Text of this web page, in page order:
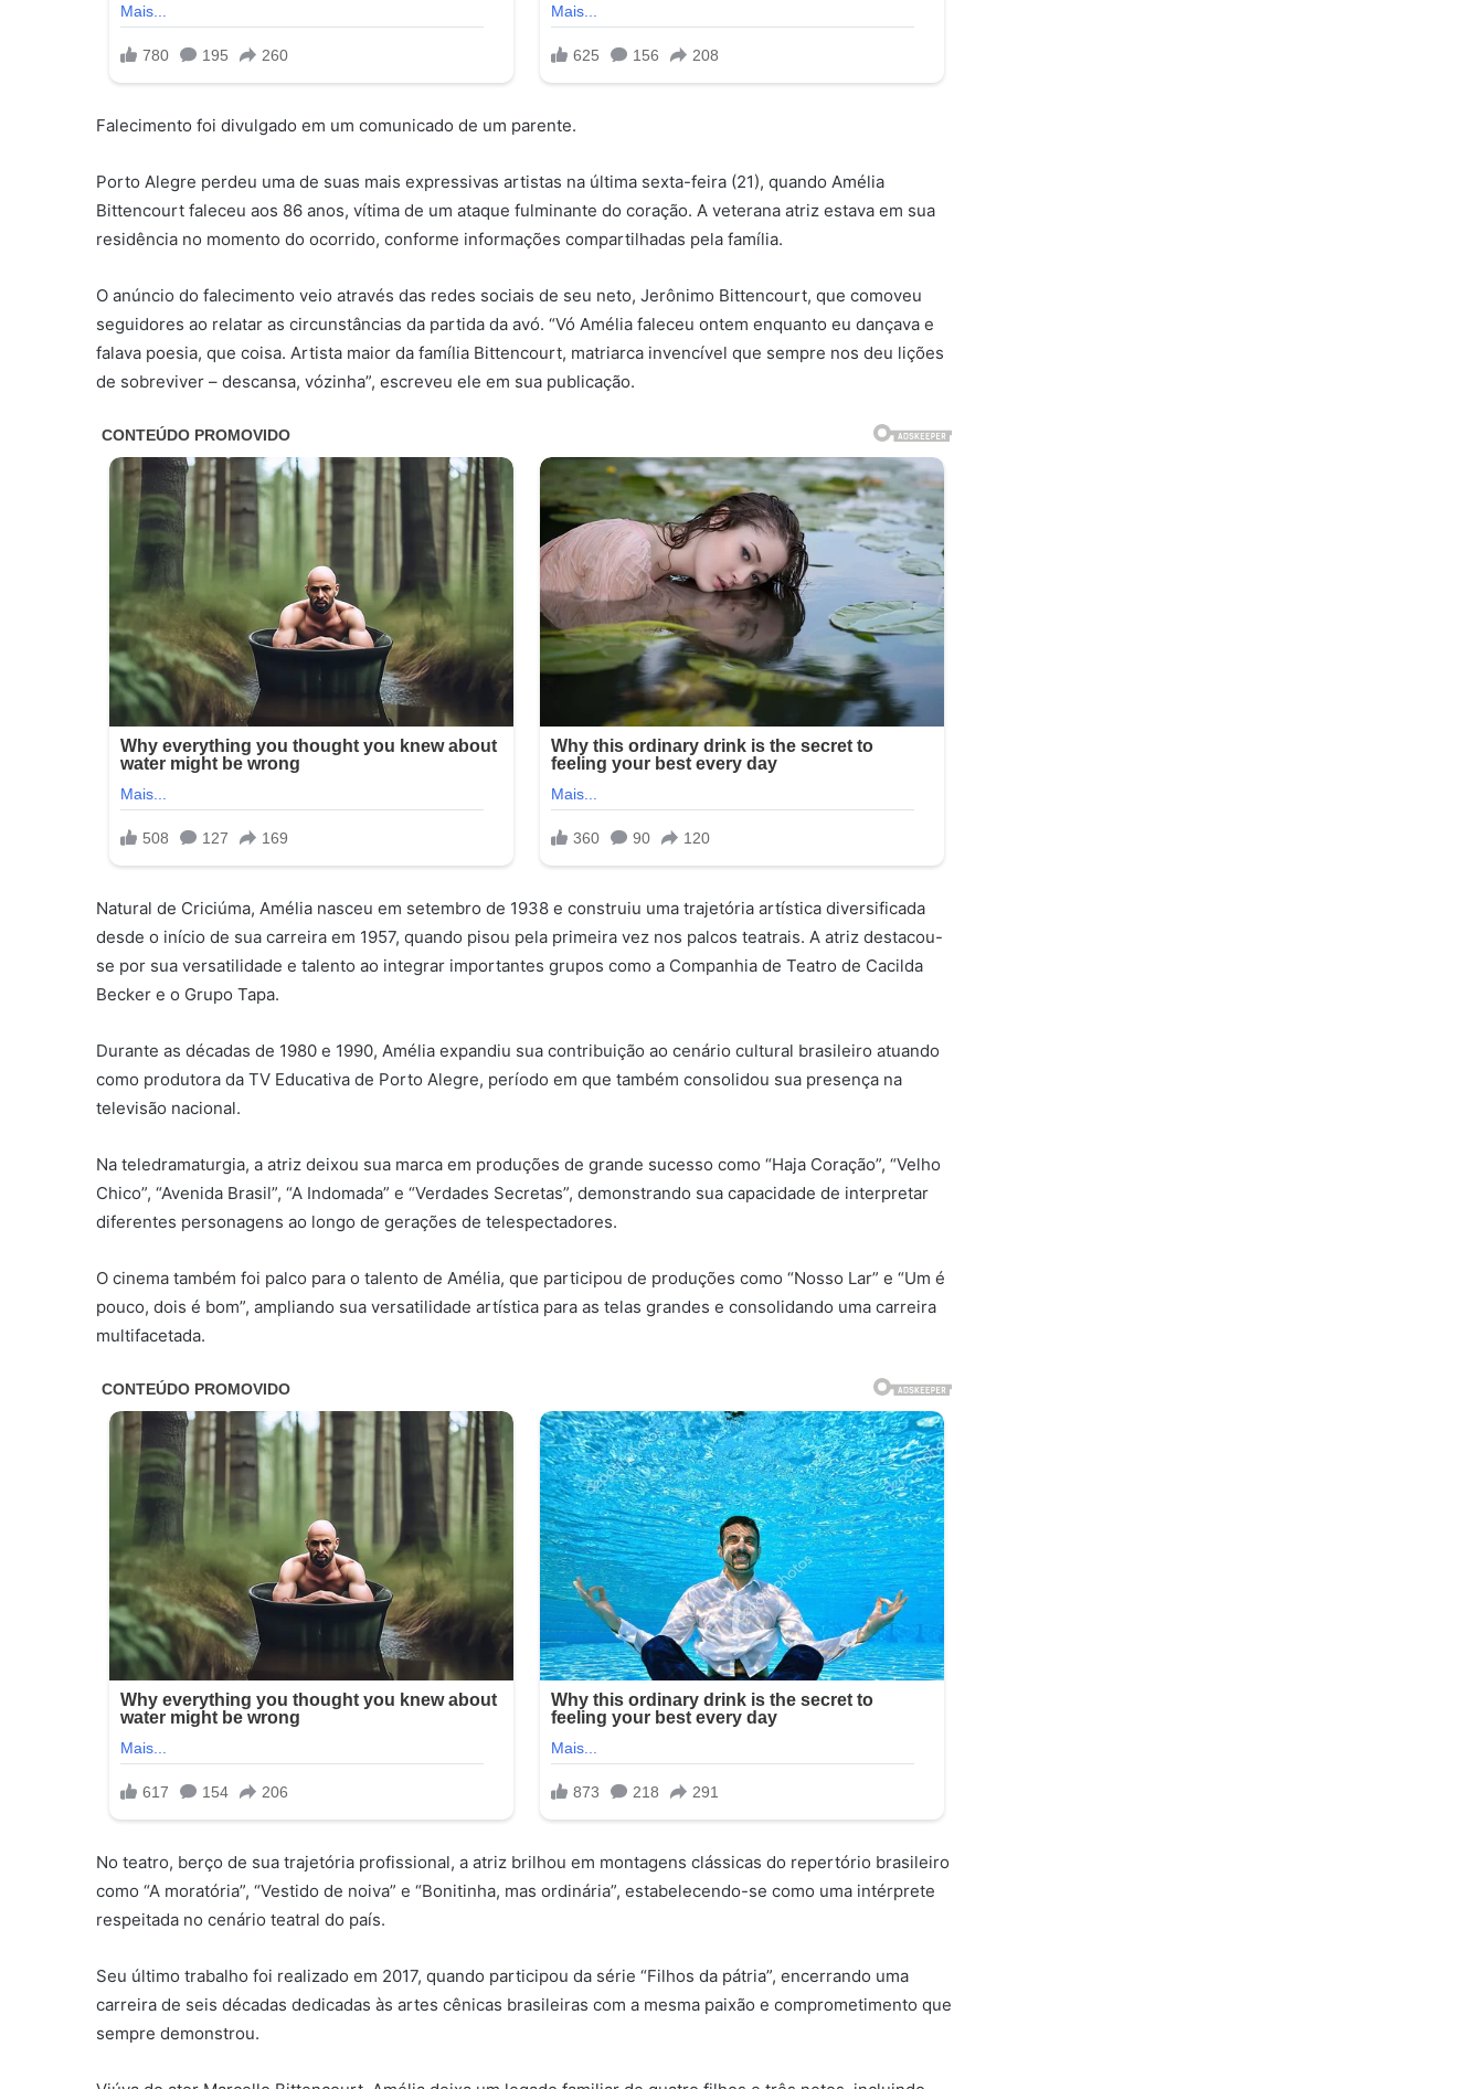
Falecimento foi divulgado em um comunicado de um parente.
Porto Alegre perdeu uma de suas mais expressivas artistas na última sexta-feira (21), quando Amélia
Bittencourt faleceu aos 86 anos, vítima de um ataque fulminante do coração. A veterana atriz estava em sua
residência no momento do ocorrido, conforme informações compartilhadas pela família.
O anúncio do falecimento veio através das redes sociais de seu neto, Jerônimo Bittencourt, que comoveu
seguidores ao relatar as circunstâncias da partida da avó. “Vó Amélia faleceu ontem enquanto eu dançava e
falava poesia, que coisa. Artista maior da família Bittencourt, matriarca invencível que sempre nos deu lições
de sobreviver – descansa, vózinha”, escreveu ele em sua publicação.
Natural de Criciúma, Amélia nasceu em setembro de 1938 e construiu uma trajetória artística diversificada
desde o início de sua carreira em 1957, quando pisou pela primeira vez nos palcos teatrais. A atriz destacou-
se por sua versatilidade e talento ao integrar importantes grupos como a Companhia de Teatro de Cacilda
Becker e o Grupo Tapa.
Durante as décadas de 1980 e 1990, Amélia expandiu sua contribuição ao cenário cultural brasileiro atuando
como produtora da TV Educativa de Porto Alegre, período em que também consolidou sua presença na
televisão nacional.
Na teledramaturgia, a atriz deixou sua marca em produções de grande sucesso como “Haja Coração”, “Velho
Chico”, “Avenida Brasil”, “A Indomada” e “Verdades Secretas”, demonstrando sua capacidade de interpretar
diferentes personagens ao longo de gerações de telespectadores.
O cinema também foi palco para o talento de Amélia, que participou de produções como “Nosso Lar” e “Um é
pouco, dois é bom”, ampliando sua versatilidade artística para as telas grandes e consolidando uma carreira
multifacetada.
No teatro, berço de sua trajetória profissional, a atriz brilhou em montagens clássicas do repertório brasileiro
como “A moratória”, “Vestido de noiva” e “Bonitinha, mas ordinária”, estabelecendo-se como uma intérprete
respeitada no cenário teatral do país.
Seu último trabalho foi realizado em 2017, quando participou da série “Filhos da pátria”, encerrando uma
carreira de seis décadas dedicadas às artes cênicas brasileiras com a mesma paixão e comprometimento que
sempre demonstrou.